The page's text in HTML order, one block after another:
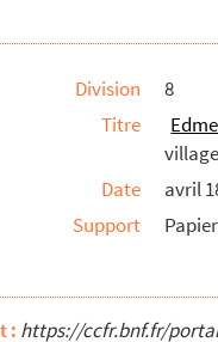
Division
8
Titre
Date
avril
Support
: https://ccfr.bnf.fr/